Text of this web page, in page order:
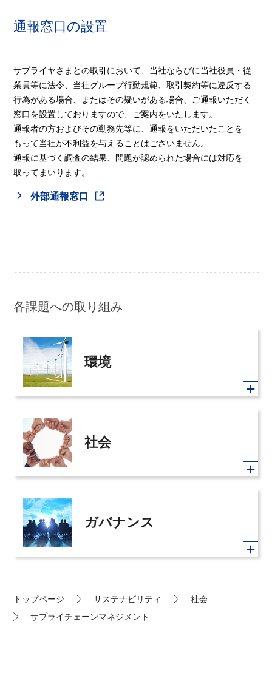
通報窓口の設置
サプライヤさまとの取引において、当社ならびに当社役員・従
業員等に法令、当社グループ行動規範、取引契約等に違反する
行為がある場合、またはその疑いがある場合、ご通報いただく
窓口を設置しておりますので、ご案内をいたします。
通報者の方およびその勤務先等に、通報をいただいたことを
もって当社が不利益を与えることはございません。
通報に基づく調査の結果、問題が認められた場合には対応を
取ってまいります。
外部通報窓口
各課題への取り組み
環境
社会
ガバナンス
トップページ サステナビリティ
社会
サプライチェーンマネジメント